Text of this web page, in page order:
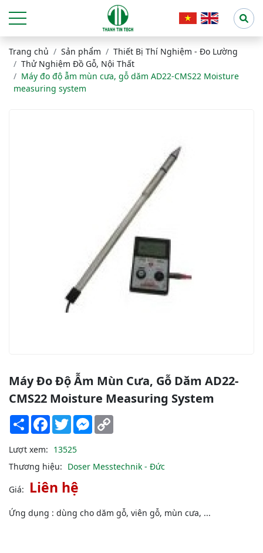
Trang chủ Sản phẩm
Thiết Bị Thí Nghiệm - Đo Lường
Thử Nghiệm Đồ Gỗ, Nội Thất
Máy đo độ ẫm mùn cưa, gỗ dăm AD22-CMS22 Moisture
measuring system
Máy Đo Độ Ẫm Mùn Cưa, Gỗ Dăm AD22-
CMS22 Moisture Measuring System
Share Facebook
TwitterMessenger
Lượt xem: 13525
Thương hiệu: Doser Messtechnik - Đức
Giá: Liên hệ
Ứng dụng : dùng cho dăm gỗ, viên gỗ, mùn cưa, ...